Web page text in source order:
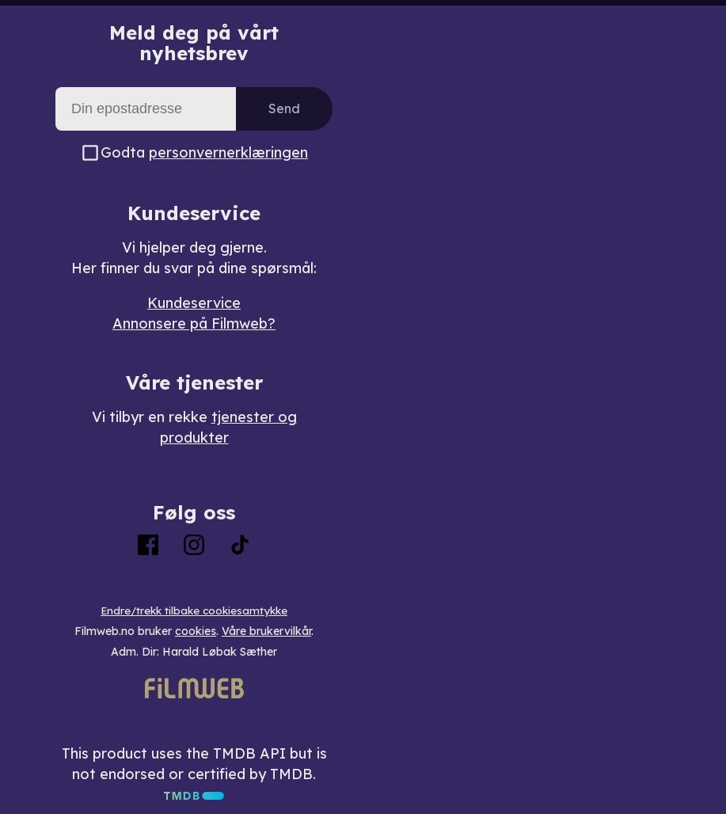
Meld deg på vårt
nyhetsbrev
Send
Godta personvernerklæringen
Kundeservice
Vi hjelper deg gjerne.
Her finner du svar på dine spørsmål:
Kundeservice
Annonsere på Filmweb?
Våre tjenester
Vi tilbyr en rekke tjenester og
produkter
Følg oss
Endre/trekk tilbake cookiesamtykke
Filmweb.no bruker cookies. Våre brukervilkår.
Adm. Dir: Harald Løbak Sæther
This product uses the TMDB API but is
not endorsed or certified by TMDB.